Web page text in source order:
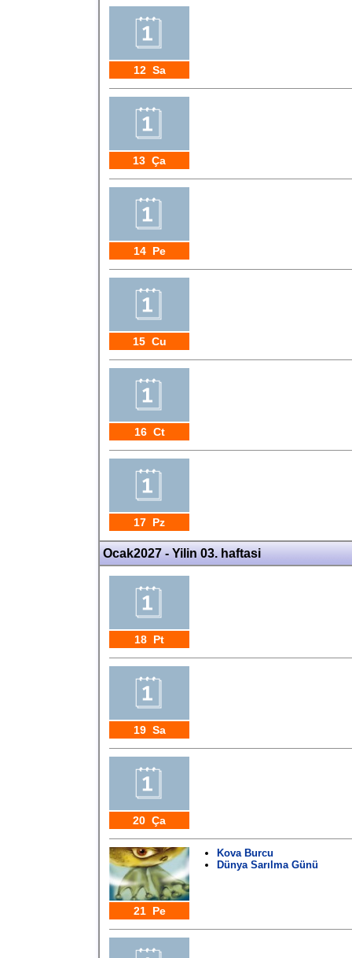
12 Sa
13 Ça
14 Pe
15 Cu
16 Ct
17 Pz
Ocak2027 - Yilin 03. haftasi
18 Pt
19 Sa
20 Ça
21 Pe
Kova Burcu
Dünya Sarılma Günü